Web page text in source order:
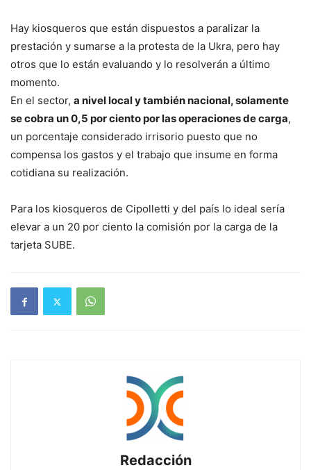
Hay kiosqueros que están dispuestos a paralizar la
prestación y sumarse a la protesta de la Ukra, pero hay
otros que lo están evaluando y lo resolverán a último
momento.
En el sector, a nivel local y también nacional, solamente
se cobra un 0,5 por ciento por las operaciones de carga,
un porcentaje considerado irrisorio puesto que no
compensa los gastos y el trabajo que insume en forma
cotidiana su realización.
Para los kiosqueros de Cipolletti y del país lo ideal sería
elevar a un 20 por ciento la comisión por la carga de la
tarjeta SUBE.
Redacción